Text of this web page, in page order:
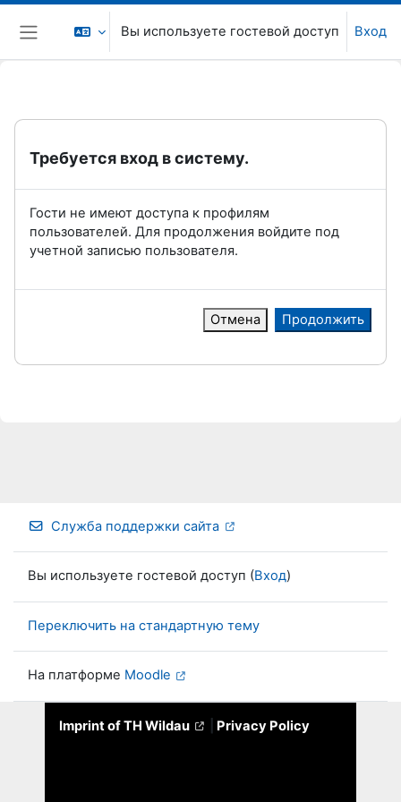
Перейти к основному содержанию
Боковая панель
Вы используете гостевой доступ Вход
Требуется вход в систему.
Гости не имеют доступа к профилям
пользователей. Для продолжения войдите под
учетной записью пользователя.
Отмена Продолжить
Служба поддержки сайта
Вы используете гостевой доступ (Вход)
Переключить на стандартную тему
На платформе Moodle
Imprint of TH Wildau Privacy Policy